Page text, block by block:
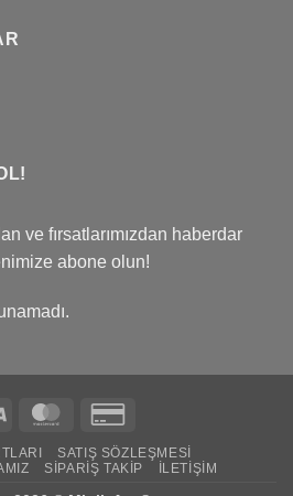
ve fırsatlarımızdan haberdar
abone olun!
Visa MasterCard
2
SATIŞ SÖZLEŞMESI
SIPARIŞ TAKIP İLETIŞIM